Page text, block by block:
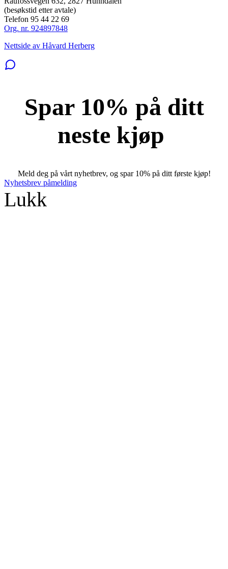
(besøkstid etter avtale)
Telefon 95 44 22 69
Org. nr. 924897848
Nettside av Håvard Herberg
Spar 10% på ditt
neste kjøp
Meld deg på vårt nyhetbrev, og spar 10% på ditt første kjøp!
Nyhetsbrev påmelding
Lukk